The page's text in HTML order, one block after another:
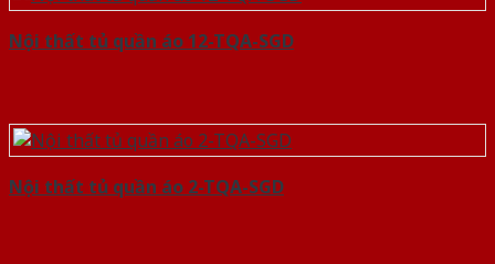
Nội thất tủ quần áo 12-TQA-SGD
Nội thất tủ quần áo 2-TQA-SGD